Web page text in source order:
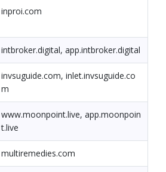
inproi.com
intbroker.digital, app.intbroker.digital
invsuguide.com, inlet.invsuguide.co
m
www.moonpoint.live, app.moonpoin
t.live
multiremedies.com